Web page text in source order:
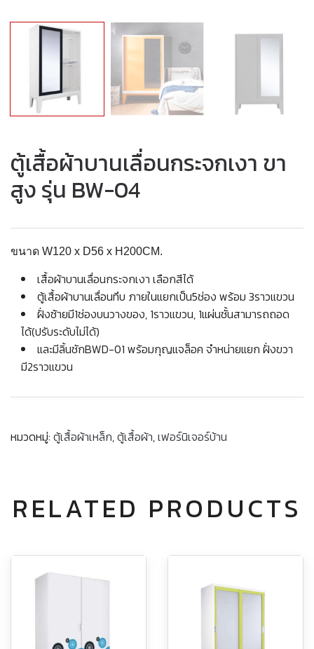
ตู้เสื้อผ้าบานเลื่อนกระจกเงา ขา
สูง รุ่น BW-04
ขนาด W120 x D56 x H200CM.
เสื้อผ้าบานเลื่อนกระจกเงา เลือกสีได้
ตู้เสื้อผ้าบานเลื่อนทึบ ภายในแยกเป็น5ช่อง พร้อม 3ราวแขวน
ฝั่งซ้ายมี1ช่องบนวางของ, 1ราวแขวน, 1แผ่นชั้นสามารถถอด
ได้(ปรับระดับไม่ได้)
และมีลิ้นชักBWD-01 พร้อมกุญแจล็อค จำหน่ายแยก ฝั่งขวา
มี2ราวแขวน
หมวดหมู่: ตู้เสื้อผ้าเหล็ก,ตู้เสื้อผ้า,เฟอร์นิเจอร์บ้าน
RELATED PRODUCTS